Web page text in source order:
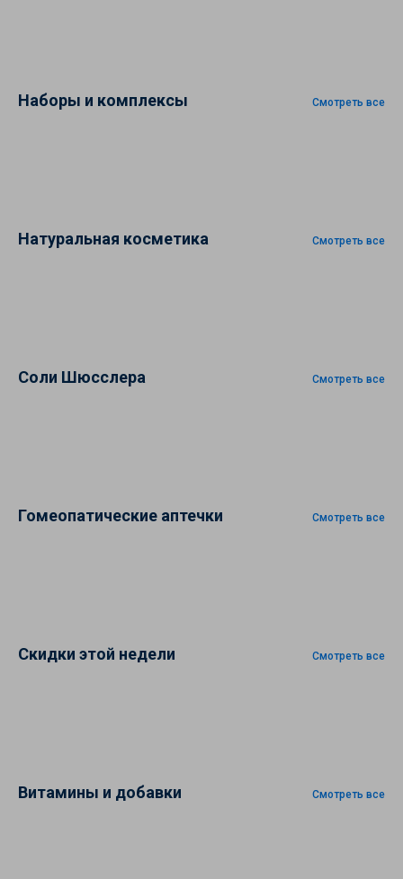
Наборы и комплексы Смотреть все
Натуральная косметика Смотреть все
Соли Шюсслера Смотреть все
Гомеопатические аптечки Смотреть все
Скидки этой недели Смотреть все
Витамины и добавки Смотреть все